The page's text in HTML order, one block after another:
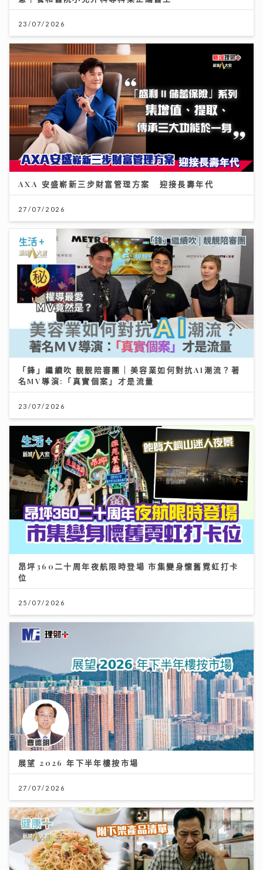
23/07/2026
AXA 安盛嶄新三步財富管理方案 迎接長壽年代
27/07/2026
「鋒」繼續吹 靚靚陪審團 | 美容業如何對抗AI潮流？著
名MV導演:「真實個案」才是流量
23/07/2026
昂坪360二十周年夜航限時登場 市集變身懷舊霓虹打卡
位
25/07/2026
展望 2026 年下半年樓按市場
27/07/2026